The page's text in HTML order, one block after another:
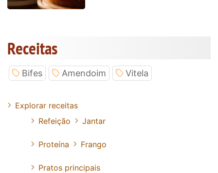
Receitas
Bifes Amendoim Vitela
Explorar receitas
Refeição
Jantar
Proteína Frango
Pratos principais